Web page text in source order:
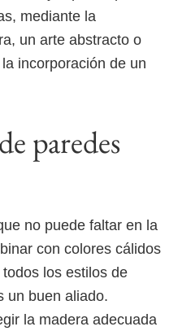
mediante la
un arte abstracto o
incorporación de un
paredes
no puede faltar en la
con colores cálidos
los estilos de
un buen aliado.
la madera adecuada